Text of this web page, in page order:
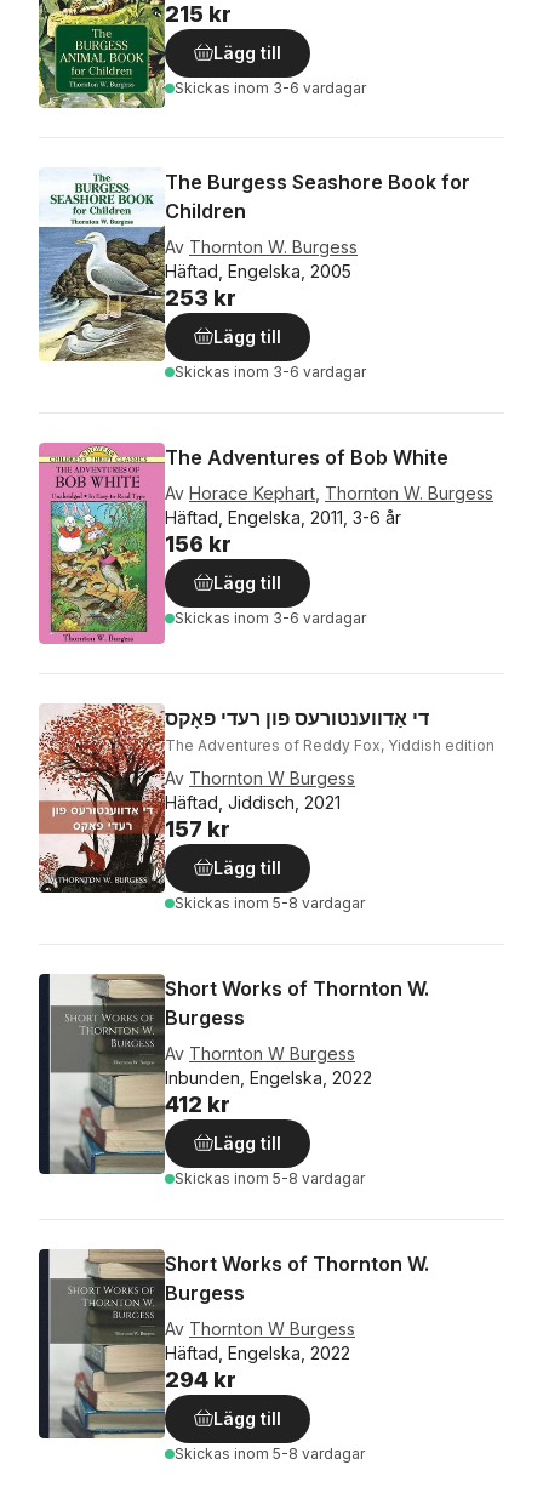
215 kr
Lägg till
Skickas inom 3-6 vardagar
The Burgess Seashore Book for
Children
Av Thornton W. Burgess
Häftad, Engelska, 2005
253 kr
Lägg till
Skickas inom 3-6 vardagar
The Adventures of Bob White
Av Horace Kephart Thornton W. Burgess
Häftad, Engelska, 2011, 3-6 år
156 kr
Lägg till
Skickas inom 3-6 vardagar
די אַדווענטורעס פון רעדי פאָקס
The Adventures of Reddy Fox, Yiddish edition
Av Thornton W Burgess
Häftad, Jiddisch, 2021
157 kr
Lägg till
Skickas inom 5-8 vardagar
Short Works of Thornton W.
Burgess
Av Thornton W Burgess
Inbunden, Engelska, 2022
412 kr
Lägg till
Skickas inom 5-8 vardagar
Short Works of Thornton W.
Burgess
Av Thornton W Burgess
Häftad, Engelska, 2022
294 kr
Lägg till
Skickas inom 5-8 vardagar